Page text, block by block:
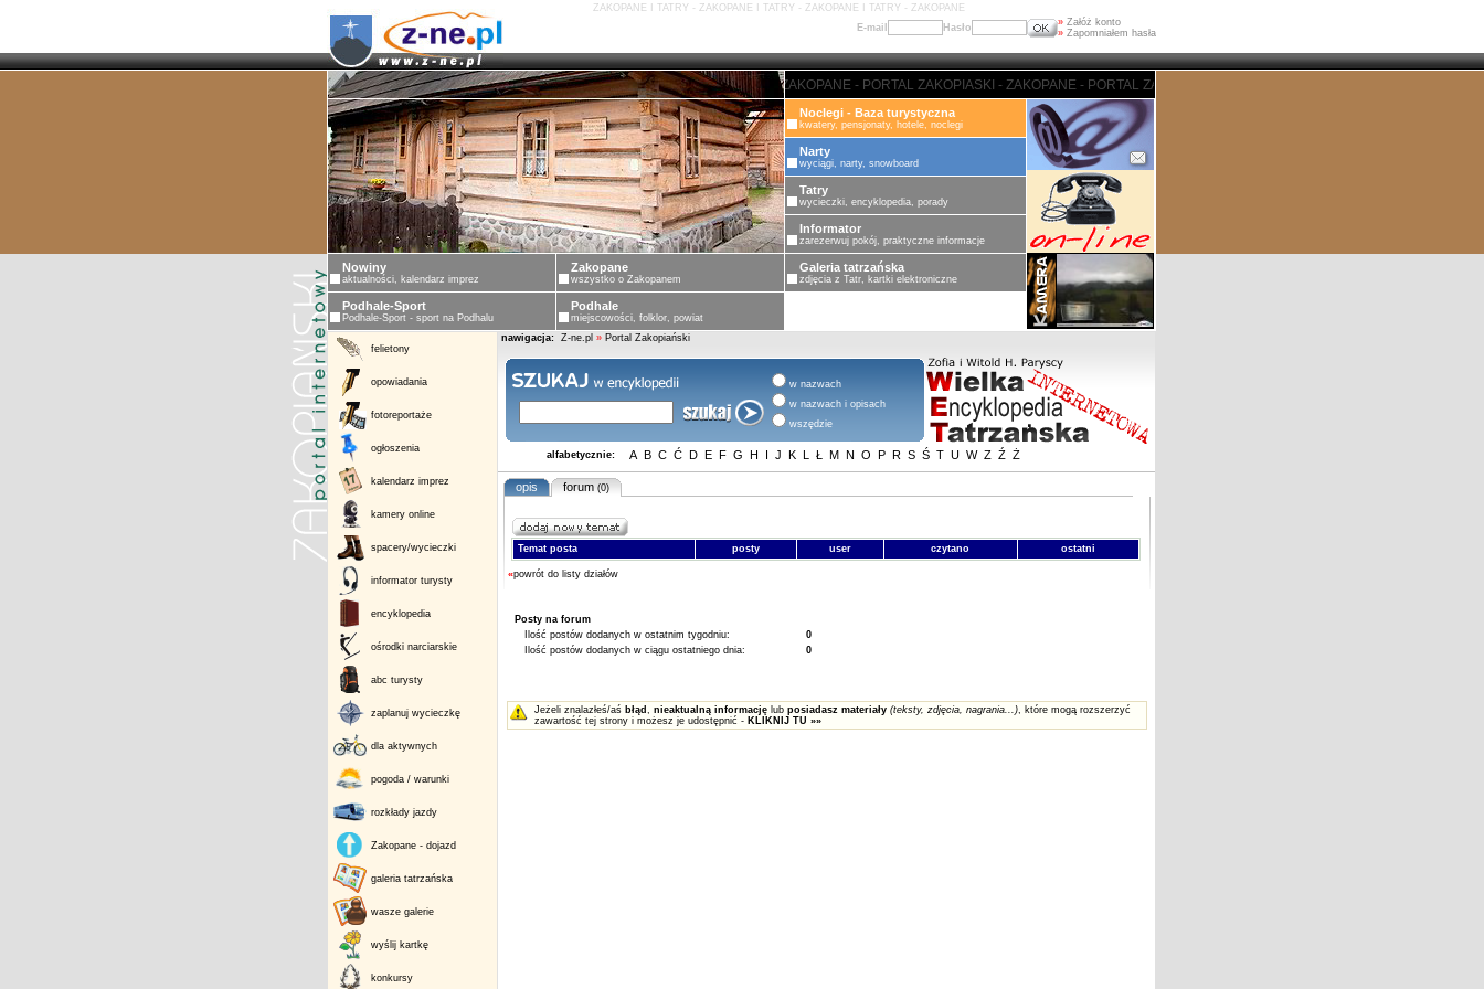
ZAKOPANE I TATRY - ZAKOPANE I TATRY - ZAKOPANE I TATRY - ZAKOPANE
E-mail
Hasło » Załóż konto
» Zapomniałem hasła
ZAKOPANE - PORTAL ZAKOPIASKI - ZAKOPANE - PORTAL ZAKOPIASKI - ZAKOPANE - PORTAL ZAKOPIASKI -
Noclegi - Baza turystyczna
kwatery, pensjonaty, hotele, noclegi
Narty
wyciągi, narty, snowboard
Tatry
wycieczki, encyklopedia, porady
Informator
zarezerwuj pokój, praktyczne informacje
Nowiny
aktualności, kalendarz imprez
Zakopane
wszystko o Zakopanem
Galeria tatrzańska
zdjęcia z Tatr, kartki elektroniczne
Podhale-Sport
Podhale-Sport - sport na Podhalu
Podhale
miejscowości, folklor, powiat
felietony
opowiadania
fotoreportaże
ogłoszenia
kalendarz imprez
kamery online
spacery/wycieczki
informator turysty
encyklopedia
ośrodki narciarskie
abc turysty
zaplanuj wycieczkę
dla aktywnych
pogoda / warunki
rozkłady jazdy
Zakopane - dojazd
galeria tatrzańska
wasze galerie
wyślij kartkę
konkursy
nawigacja: Z-ne.pl » Portal Zakopiański
w nazwach
w nazwach i opisach
wszędzie
alfabetycznie: A B C Ć D E F G H I J K L Ł M N O P R S Ś T U W Z Ź Ż
opis forum (0)
Temat posta posty user czytano ostatni
«powrót do listy działów
Posty na forum
Ilość postów dodanych w ostatnim tygodniu:
0
Ilość postów dodanych w ciągu ostatniego dnia:
0
Jeżeli znalazłeś/aś błąd , nieaktualną informacjęlub posiadasz materiały (teksty, zdjęcia, nagrania...), które mogą rozszerzyć
zawartość tej strony i możesz je udostępnić - KLIKNIJ TU »»